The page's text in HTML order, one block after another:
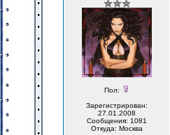
Пол:
Зарегистрирован:
27.01.2008
Сообщения: 1081
Откуда: Москва